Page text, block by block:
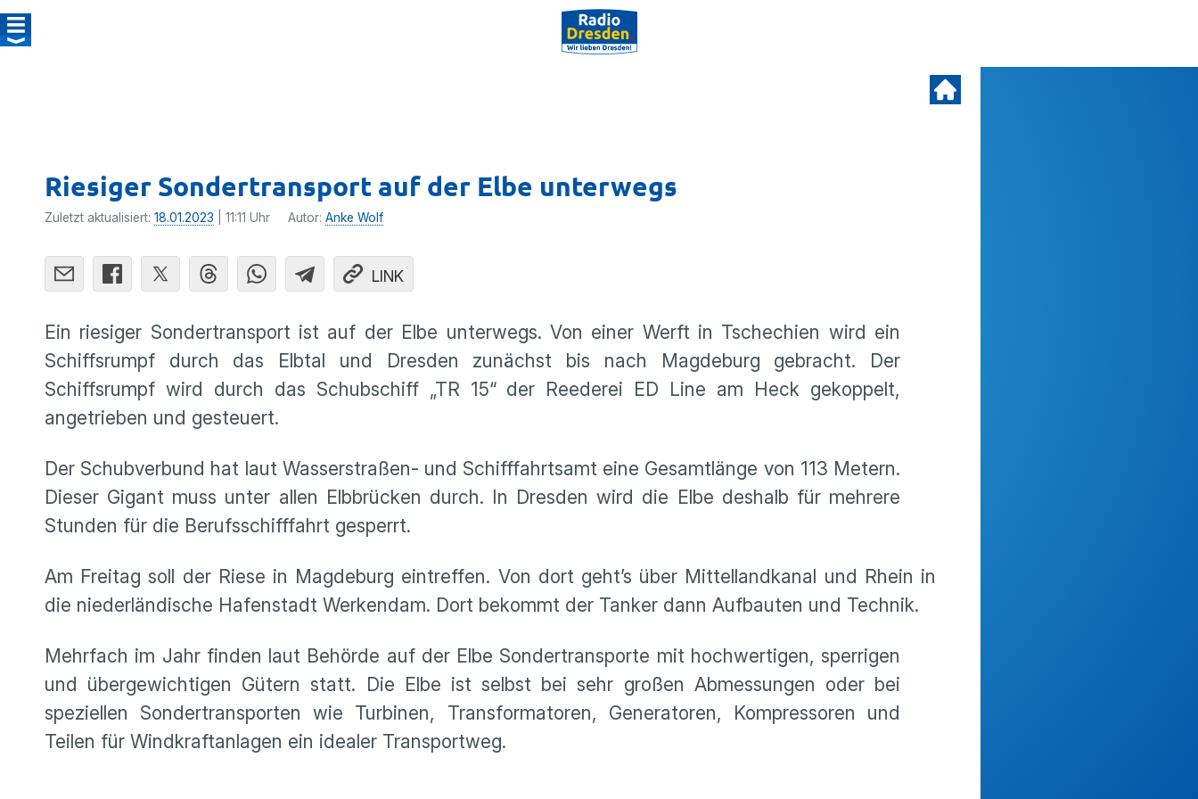
Riesiger Sondertransport auf der Elbe unterwegs
Zuletzt aktualisiert: 18.01.2023 | 11:11 Uhr Autor: Anke Wolf
LINK
Ein riesiger Sondertransport ist auf der Elbe unterwegs. Von einer Werft in Tschechien wird ein
Schiffsrumpf durch das Elbtal und Dresden zunächst bis nach Magdeburg gebracht. Der
Schiffsrumpf wird durch das Schubschiff „TR 15“ der Reederei ED Line am Heck gekoppelt,
angetrieben und gesteuert.
Der Schubverbund hat laut Wasserstraßen- und Schifffahrtsamt eine Gesamtlänge von 113 Metern.
Dieser Gigant muss unter allen Elbbrücken durch. In Dresden wird die Elbe deshalb für mehrere
Stunden für die Berufsschifffahrt gesperrt.
Am Freitag soll der Riese in Magdeburg eintreffen. Von dort geht’s über Mittellandkanal und Rhein in
die niederländische Hafenstadt Werkendam. Dort bekommt der Tanker dann Aufbauten und Technik.
Mehrfach im Jahr finden laut Behörde auf der Elbe Sondertransporte mit hochwertigen, sperrigen
und übergewichtigen Gütern statt. Die Elbe ist selbst bei sehr großen Abmessungen oder bei
speziellen Sondertransporten wie Turbinen, Transformatoren, Generatoren, Kompressoren und
Teilen für Windkraftanlagen ein idealer Transportweg.